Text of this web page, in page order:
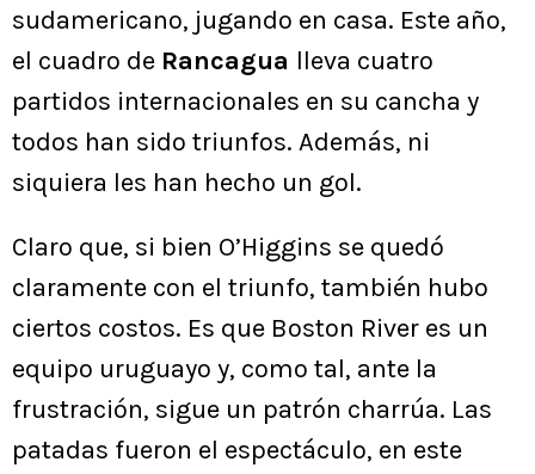
sudamericano, jugando en casa. Este año,
el cuadro de Rancagua lleva cuatro
partidos internacionales en su cancha y
todos han sido triunfos. Además, ni
siquiera les han hecho un gol.
Claro que, si bien O’Higgins se quedó
claramente con el triunfo, también hubo
ciertos costos. Es que Boston River es un
equipo uruguayo y, como tal, ante la
frustración, sigue un patrón charrúa. Las
patadas fueron el espectáculo, en este